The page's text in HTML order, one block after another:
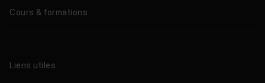
Cours & formations
Formations certifiantes
Liens utiles